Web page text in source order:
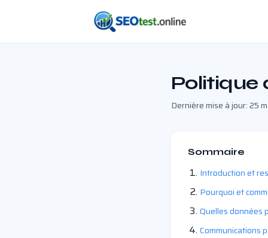
Politique
Dernière mise à jour: 25
Sommaire
Introduction et
Pourquoi et
Quelles données
Communications